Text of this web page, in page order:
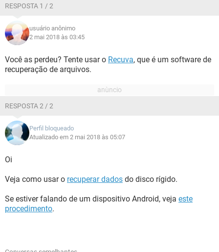
RESPOSTA 1 / 2
usuário anônimo
2 mai 2018 às 03:45
Você as perdeu? Tente usar o Recuva, que é um software de
recuperação de arquivos.
RESPOSTA 2 / 2
Perfil bloqueado
Atualizado em 2 mai 2018 às 05:07
Oi
Veja como usar o recuperar dados do disco rígido.
Se estiver falando de um dispositivo Android, veja este
procedimento.